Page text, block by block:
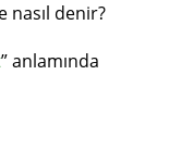
nasıl denir?
” anlamında